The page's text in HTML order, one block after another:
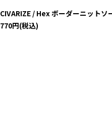
CIVARIZE / Hex ボーダーニット
770円(税込)